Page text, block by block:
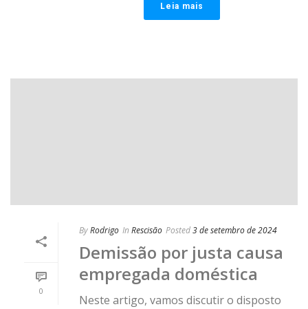
Leia mais
0
ByRodrigo In Rescisão Posted3 de setembro de 2024
Demissão por justa causa
empregada doméstica
Neste artigo, vamos discutir o disposto